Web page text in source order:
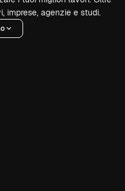
imprese, agenzie e studi.